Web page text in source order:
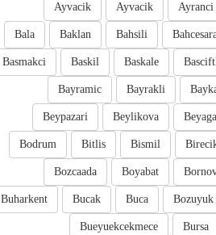
Ayranci
Ayvacik
Ayvacik
Bahsili
Baklan
Bala
Baskale
Baskil
Basmakci
Bayrakli
Bayramic
Beylikova
Beypazari
Bismil
Bitlis
Bodrum
Boyabat
Bozcaada
Bozuyuk
Buca
Bucak
Buharkent
Bursa
Bueyuekcekmece